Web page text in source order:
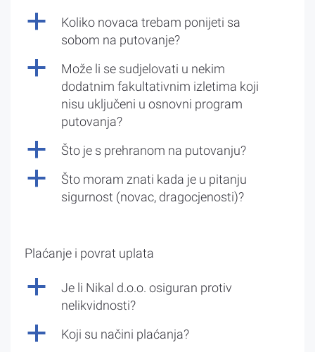
a
Koliko novaca trebam ponijeti sa
sobom na putovanje?
a
Može li se sudjelovati u nekim
dodatnim fakultativnim izletima koji
nisu uključeni u osnovni program
putovanja?
a Što je s prehranom na putovanju?
a
Što moram znati kada je u pitanju
sigurnost (novac, dragocjenosti)?
Plaćanje i povrat uplata
a
Je li Nikal d.o.o. osiguran protiv
nelikvidnosti?
a Koji su načini plaćanja?